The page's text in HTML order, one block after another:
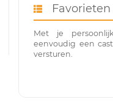
Favorieten
Met je
eenvoudig een
versturen.